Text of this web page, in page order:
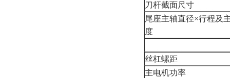
刀杆截面尺寸
尾座主轴直径×行程及
度
丝杠螺距
主电机功率